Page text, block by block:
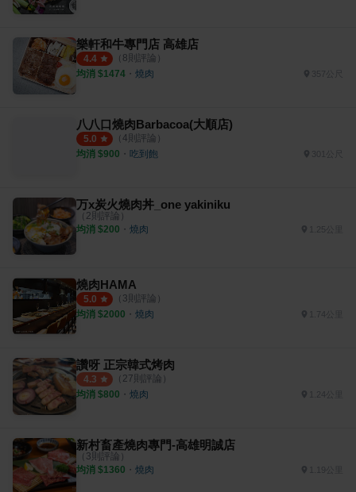
樂軒和牛專門店 高雄店
4.4 （ 8則評論）
均消 $1474 ・ 燒肉 357公尺
八八口燒肉Barbacoa(大順店)
5.0 （ 4則評論）
均消 $900 ・ 吃到飽
万x炭火燒肉丼_one yakiniku
（ 2則評論）
均消 $200 ・ 燒肉 1.25公里
燒肉HAMA
5.0 （ 3則評論）
均消 $2000 ・ 燒肉 1.74公里
讚呀 正宗韓式烤肉
4.3 （ 27則評論）
均消 $800 ・ 燒肉 1.24公里
新村畜產燒肉專門-高雄明誠店
（ 3則評論）
均消 $1360 ・ 燒肉